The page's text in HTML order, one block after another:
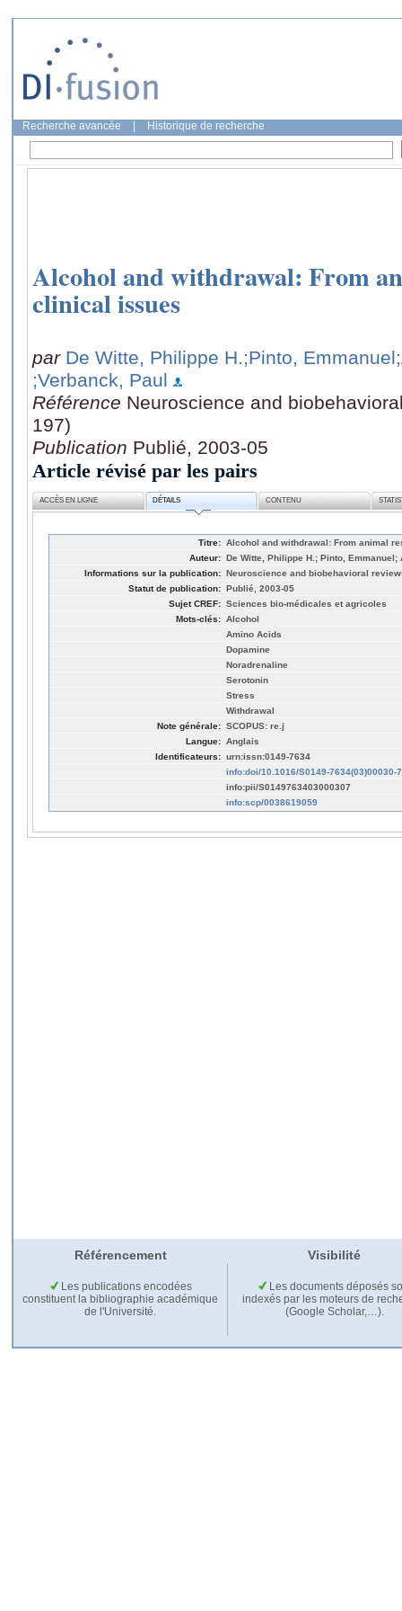
Recherche avancée Historique de recherche
Alcohol and withdrawal: From
clinical issues
par De Witte, Philippe H.;Pinto, Emmanuel
;Verbanck, Paul
Référence Neuroscience and
197)
Publication Publié, 2003-05
Article révisé par les pairs
ACCÈS EN LIGNE DÉTAILS CONTENU
Titre: Alcohol and withdrawal: From animal
Auteur: De Witte, Philippe H.; Pinto,
Informations sur la publication: Neuroscience and biobehavioral
Statut de publication: Publié, 2003-05
Sujet CREF: Sciences bio-médicales et agricoles
Mots-clés: Alcohol
Amino Acids
Dopamine
Noradrenaline
Serotonin
Stress
Withdrawal
Note générale: SCOPUS: re.j
Langue: Anglais
Identificateurs: urn:issn:0149-7634
info:doi/10.1016/S0149-7634(03)00030-7
info:pii/S0149763403000307
info:scp/0038619059
Référencement Visibilité
Les publications encodées
constituent la bibliographie académique
de l'Université.
Les documents déposés
indexés par les moteurs de
(Google Scholar,…).